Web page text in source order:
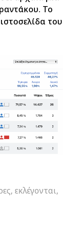
Το
του
, εκλέγονται,